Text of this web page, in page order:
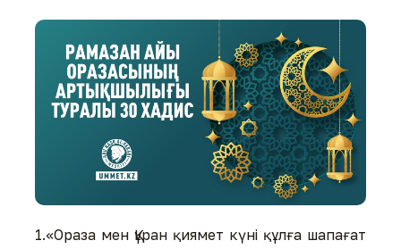
1.«Ораза мен Құран қиямет күні құлға шапағат